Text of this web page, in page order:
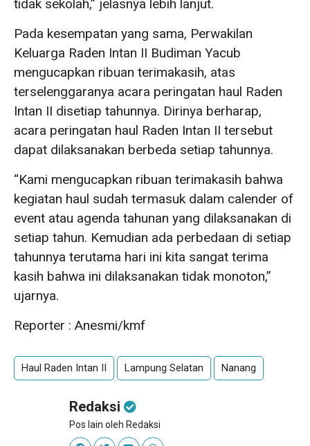
tidak sekolah,” jelasnya lebih lanjut.
Pada kesempatan yang sama, Perwakilan
Keluarga Raden Intan II Budiman Yacub
mengucapkan ribuan terimakasih, atas
terselenggaranya acara peringatan haul Raden
Intan II disetiap tahunnya. Dirinya berharap,
acara peringatan haul Raden Intan II tersebut
dapat dilaksanakan berbeda setiap tahunnya.
“Kami mengucapkan ribuan terimakasih bahwa
kegiatan haul sudah termasuk dalam calender of
event atau agenda tahunan yang dilaksanakan di
setiap tahun. Kemudian ada perbedaan di setiap
tahunnya terutama hari ini kita sangat terima
kasih bahwa ini dilaksanakan tidak monoton,”
ujarnya.
Reporter : Anesmi/kmf
Haul Raden Intan II Lampung Selatan Nanang
Redaksi
Pos lain oleh Redaksi